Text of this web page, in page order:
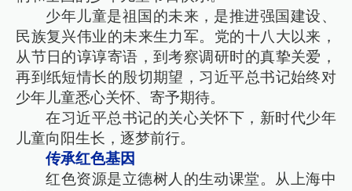
少年儿童是祖国的未来，是推进强国建设、
民族复兴伟业的未来生力军。党的十八大以来，
从节日的谆谆寄语，到考察调研时的真挚关爱，
再到纸短情长的殷切期望，习近平总书记始终对
少年儿童悉心关怀、寄予期待。
在习近平总书记的关心关怀下，新时代少年
儿童向阳生长，逐梦前行。
传承红色基因
红色资源是立德树人的生动课堂。从上海中